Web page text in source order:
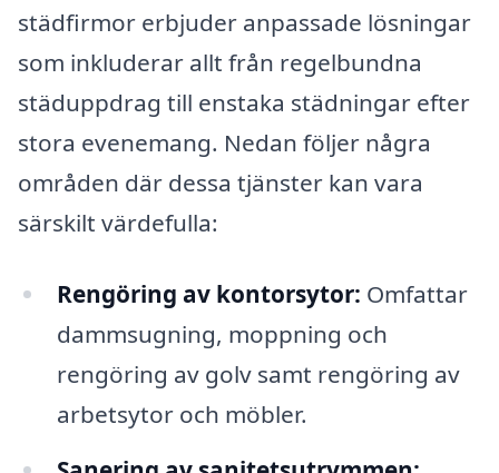
städfirmor erbjuder anpassade lösningar
som inkluderar allt från regelbundna
städuppdrag till enstaka städningar efter
stora evenemang. Nedan följer några
områden där dessa tjänster kan vara
särskilt värdefulla:
Rengöring av kontorsytor: Omfattar
dammsugning, moppning och
rengöring av golv samt rengöring av
arbetsytor och möbler.